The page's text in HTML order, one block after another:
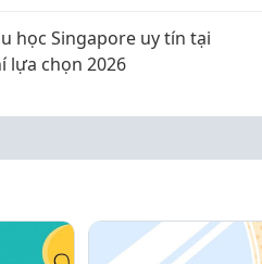
học Singapore uy tín tại
lựa chọn 2026